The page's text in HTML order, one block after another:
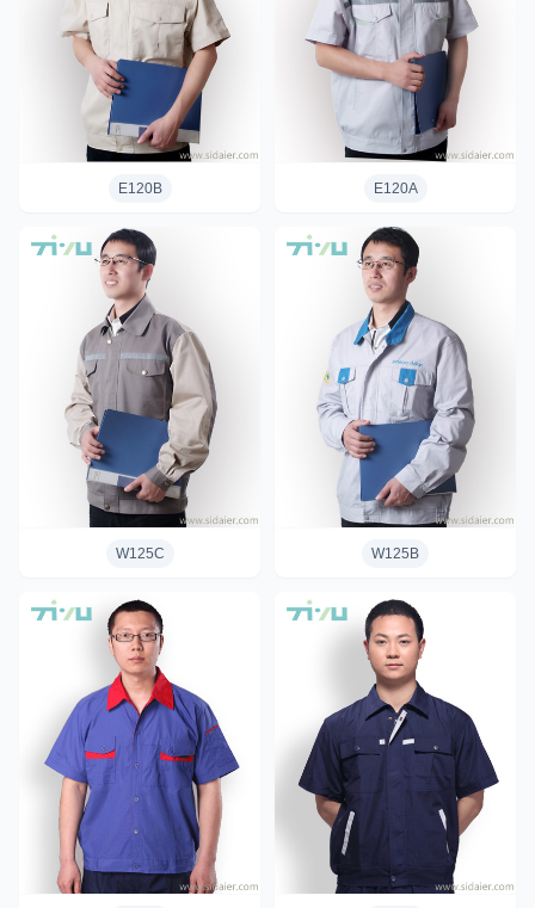
E120B E120A
W125C W125B